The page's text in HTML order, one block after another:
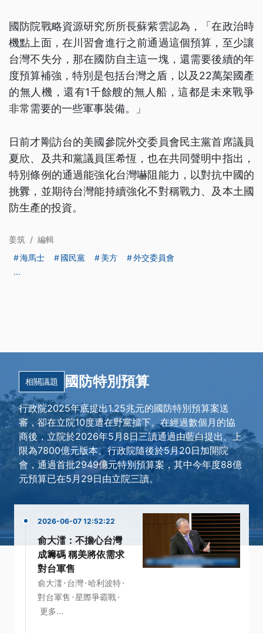
國防院戰略資源研究所所長蘇紫雲認為，「在政治時
機點上面，在川習會進行之前通過這個預算，至少讓
台灣不失分，那在國防自主這一塊，還需要後續的年
度預算補強，特別是包括台灣之盾，以及22萬架國產
的無人機，還有1千餘艘的無人船，這都是未來戰爭
非常需要的一些軍事裝備。」
日前才剛訪台的美國參院外交委員會民主黨首席議員
夏欣、及共和黨議員匡希恆，也在共同聲明中指出，
特別條例的通過能強化台灣嚇阻能力，以對抗中國的
挑釁，並期待台灣能持續強化不對稱戰力、及本土國
防生產的投資。
姜筑 / 編輯
海馬士
國民黨 美方
外交委員會
...
相關議題 國防特別預算
行政院2025年底提出1.25兆元的國防特別預算案送
審，卻在立院10度遭在野黨擋下。在經過數個月的協
商後，立院於2026年5月8日三讀通過由藍白提出、上
限為7800億元版本。行政院隨後於5月20日加開院
會，通過首批2949億元特別預算案，其中今年度88億
元預算已在5月29日由立院三讀。
2026-06-07 12:52:22
俞大㵢：不擔心台灣
成籌碼 稱美將依需求
對台軍售
俞大㵢· 台灣· 哈利波特·
對台軍售 ·星際爭霸戰·
更多...